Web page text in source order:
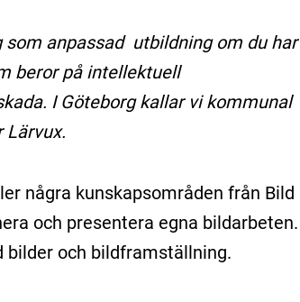
anpassad utbildning om du har
beror på intellektuell
I Göteborg kallar vi kommunal
Lärvux.
några kunskapsområden från
och presentera egna
bilder och bildframställning.